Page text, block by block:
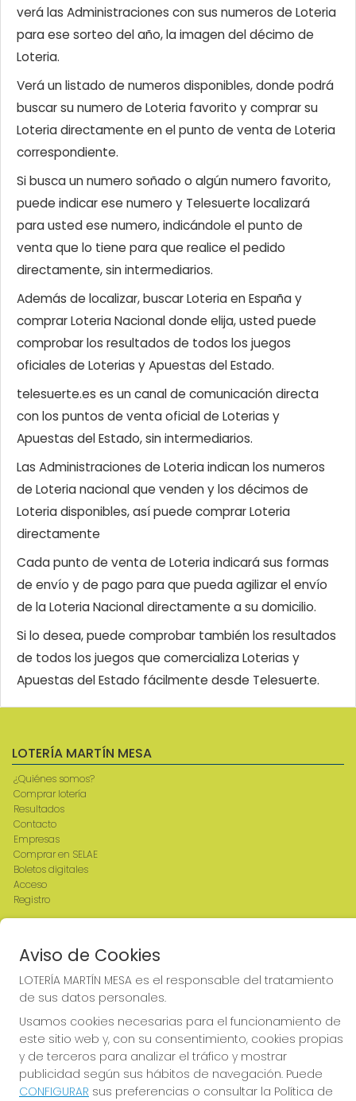
verá las Administraciones con sus numeros de Loteria
para ese sorteo del año, la imagen del décimo de
Loteria.
Verá un listado de numeros disponibles, donde podrá
buscar su numero de Loteria favorito y comprar su
Loteria directamente en el punto de venta de Loteria
correspondiente.
Si busca un numero soñado o algún numero favorito,
puede indicar ese numero y Telesuerte localizará
para usted ese numero, indicándole el punto de
venta que lo tiene para que realice el pedido
directamente, sin intermediarios.
Además de localizar, buscar Loteria en España y
comprar Loteria Nacional donde elija, usted puede
comprobar los resultados de todos los juegos
oficiales de Loterias y Apuestas del Estado.
telesuerte.es es un canal de comunicación directa
con los puntos de venta oficial de Loterias y
Apuestas del Estado, sin intermediarios.
Las Administraciones de Loteria indican los numeros
de Loteria nacional que venden y los décimos de
Loteria disponibles, así puede comprar Loteria
directamente
Cada punto de venta de Loteria indicará sus formas
de envío y de pago para que pueda agilizar el envío
de la Loteria Nacional directamente a su domicilio.
Si lo desea, puede comprobar también los resultados
de todos los juegos que comercializa Loterias y
Apuestas del Estado fácilmente desde Telesuerte.
LOTERÍA MARTÍN MESA
¿Quiénes somos?
Comprar lotería
Resultados
Contacto
Empresas
Comprar en SELAE
Boletos digitales
Acceso
Registro
CONTACTO
ADMINISTRACION DE LOTERIAS: 2-CIUDAD RODRIGO -
RECEPTOR OFICIAL: 64380
923482019
web@admon2martinmesa.es
Aviso de Cookies
LOTERÍA MARTÍN MESA es el responsable del tratamiento
de sus datos personales.
Usamos cookies necesarias para el funcionamiento de
este sitio web y, con su consentimiento, cookies propias
y de terceros para analizar el tráfico y mostrar
publicidad según sus hábitos de navegación. Puede
CONFIGURAR sus preferencias o consultar la Política de